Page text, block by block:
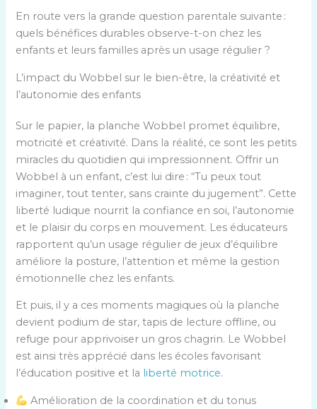
En route vers la grande question parentale suivante :
quels bénéfices durables observe-t-on chez les
enfants et leurs familles après un usage régulier ?
L’impact du Wobbel sur le bien-être, la créativité et
l’autonomie des enfants
Sur le papier, la planche Wobbel promet équilibre,
motricité et créativité. Dans la réalité, ce sont les petits
miracles du quotidien qui impressionnent. Offrir un
Wobbel à un enfant, c’est lui dire : “Tu peux tout
imaginer, tout tenter, sans crainte du jugement”. Cette
liberté ludique nourrit la confiance en soi, l’autonomie
et le plaisir du corps en mouvement. Les éducateurs
rapportent qu’un usage régulier de jeux d’équilibre
améliore la posture, l’attention et même la gestion
émotionnelle chez les enfants.
Et puis, il y a ces moments magiques où la planche
devient podium de star, tapis de lecture offline, ou
refuge pour apprivoiser un gros chagrin. Le Wobbel
est ainsi très apprécié dans les écoles favorisant
l’éducation positive et la liberté motrice.
Amélioration de la coordination et du tonus